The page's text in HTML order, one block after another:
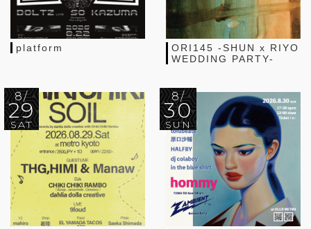
platform
ORI145 -SHUN x RIYO
WEDDING PARTY-
8/
29
SAT
8/
30
SUN